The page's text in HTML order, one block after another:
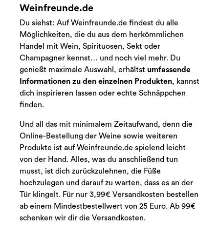
Weinfreunde.de
Du siehst: Auf Weinfreunde.de findest du alle
Möglichkeiten, die du aus dem herkömmlichen
Handel mit Wein, Spirituosen, Sekt oder
Champagner kennst… und noch viel mehr. Du
genießt maximale Auswahl, erhältst umfassende
Informationen zu den einzelnen Produkten, kannst
dich inspirieren lassen oder echte Schnäppchen
finden.
Und all das mit minimalem Zeitaufwand, denn die
Online-Bestellung der Weine sowie weiteren
Produkte ist auf Weinfreunde.de spielend leicht
von der Hand. Alles, was du anschließend tun
musst, ist dich zurückzulehnen, die Füße
hochzulegen und darauf zu warten, dass es an der
Tür klingelt. Für nur 3,99€ Versandkosten bestellen
ab einem Mindestbestellwert von 25 Euro. Ab 99€
schenken wir dir die Versandkosten.